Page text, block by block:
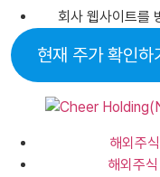
회사 웹사이트를
현재 주가 확인하
해외주
해외주